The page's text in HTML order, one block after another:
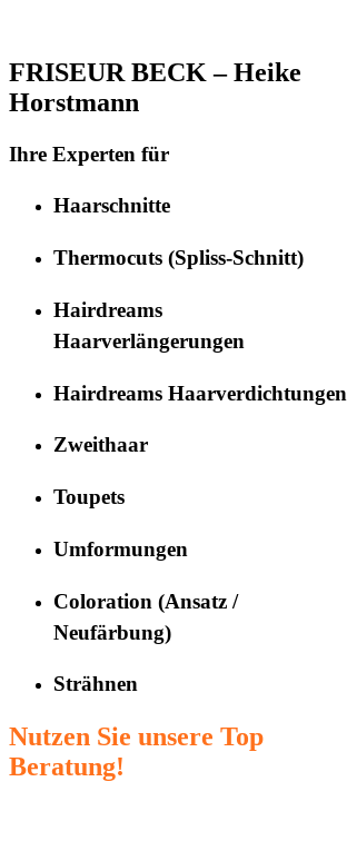
FRISEUR BECK – Heike
Horstmann
Ihre Experten für
Haarschnitte
Thermocuts (Spliss-Schnitt)
Hairdreams
Haarverlängerungen
Hairdreams Haarverdichtungen
Zweithaar
Toupets
Umformungen
Coloration (Ansatz /
Neufärbung)
Strähnen
Nutzen Sie unsere Top
Beratung!